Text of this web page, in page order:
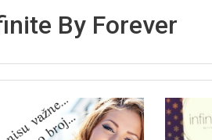
By Forever